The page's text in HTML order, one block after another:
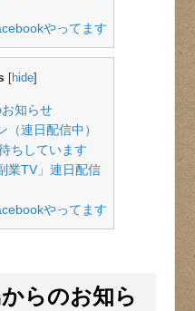
やってます
hide]
知らせ
連日配信中）
ちしています
業TV」連日配信
やってます
らのお知ら